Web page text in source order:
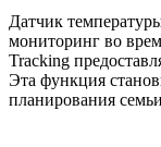
Датчик
мониторинг во
Tracking
Эта функция
планирования